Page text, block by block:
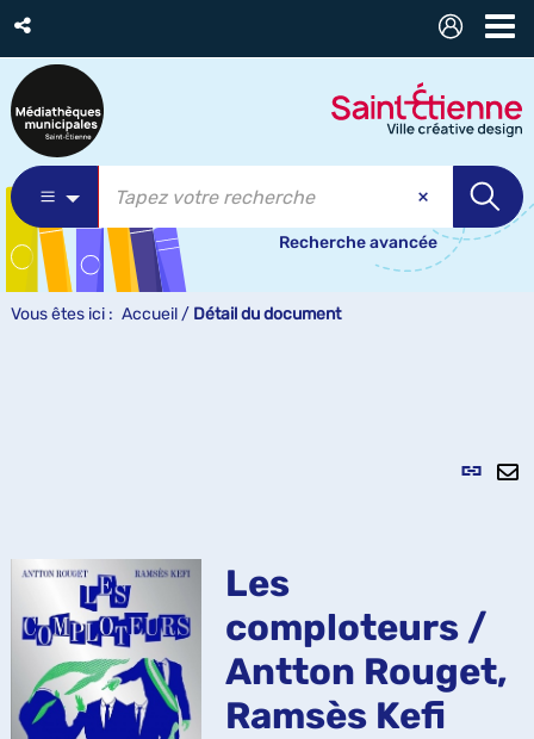
Recherche avancée
Vous êtes ici : Accueil / Détail du document
Lien
Les
comploteurs /
Antton Rouget,
Ramsès Kefi